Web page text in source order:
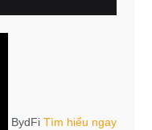
BydFi Tìm hiểu ngay